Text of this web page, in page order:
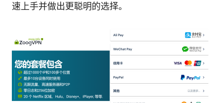
速上手并做出更聪明的选择。